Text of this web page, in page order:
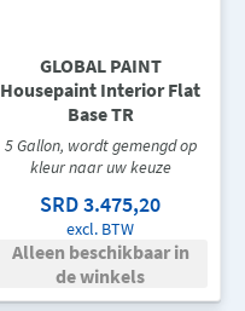
GLOBAL PAINT
Housepaint Interior Flat
Base TR
5 Gallon, wordt gemengd op
kleur naar uw keuze
SRD 3.475,20
excl. BTW
Alleen beschikbaar in
de winkels